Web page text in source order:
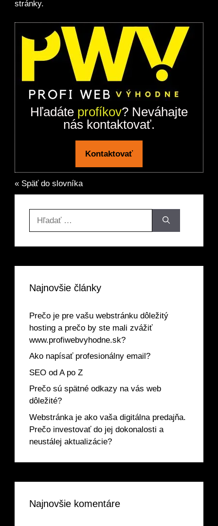
stránky.
Hľadáte profíkov? Neváhajte
nás kontaktovať.
Kontaktovať
« Späť do slovníka
Najnovšie články
Prečo je pre vašu webstránku dôležitý
hosting a prečo by ste mali zvážiť
www.profiwebvyhodne.sk?
Ako napísať profesionálny email?
SEO od A po Z
Prečo sú spätné odkazy na vás web
dôležité?
Webstránka je ako vaša digitálna predajňa.
Prečo investovať do jej dokonalosti a
neustálej aktualizácie?
Najnovšie komentáre